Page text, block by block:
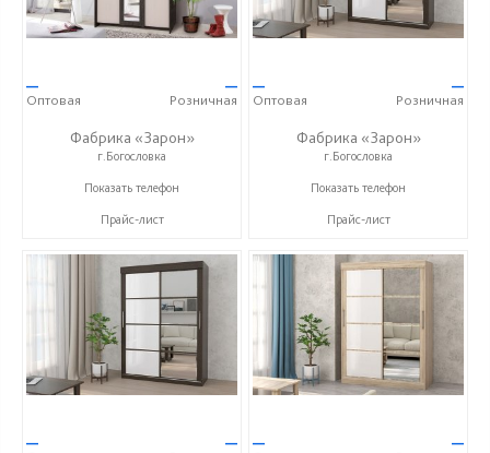
—
Оптовая
—
Розничная
Фабрика «Зарон»
г.Богословка
+7 (8412) 21-50-66
Показать телефон
Прайс-лист
—
Оптовая
—
Розничная
Фабрика «Зарон»
г.Богословка
+7 (8412) 21-50-66
Показать телефон
Прайс-лист
— — — —